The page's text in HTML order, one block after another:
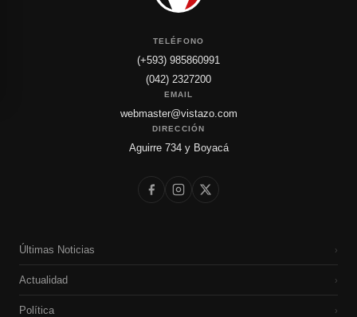
TELÉFONO
(+593) 985860991
(042) 2327200
EMAIL
webmaster@vistazo.com
DIRECCIÓN
Aguirre 734 y Boyacá
Últimas Noticias ›
Actualidad ›
Política ›